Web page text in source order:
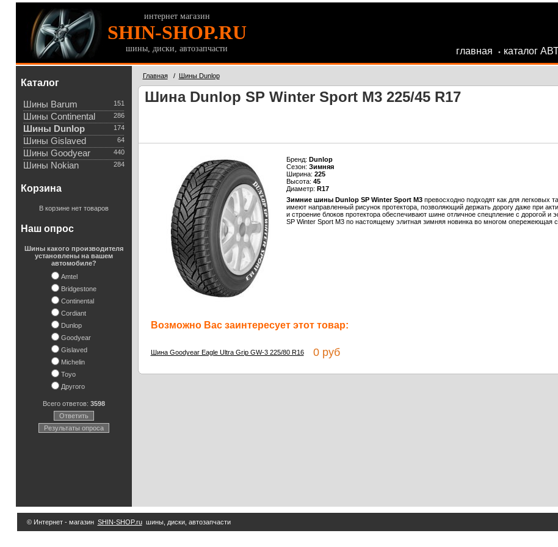
интернет магазин
SHIN-SHOP.RU
шины, диски, автозапчасти главная • каталог
Каталог
151
Шины Barum
286
Шины Continental
174
Шины Dunlop
64
Шины Gislaved
440
Шины Goodyear
284
Шины Nokian
Корзина
В корзине нет товаров
Наш опрос
Шины какого производителя
установлены на вашем
автомобиле?
Amtel
Bridgestone
Continental
Cordiant
Dunlop
Goodyear
Gislaved
Michelin
Toyo
Другого
Всего ответов: 3598
Ответить
Результаты опроса
Главная/ Шины Dunlop
Шина Dunlop SP Winter Sport M3 225/45 R17
Бренд: Dunlop
Сезон: Зимняя
Ширина: 225
Высота: 45
Диаметр: R17
Зимние шины Dunlop SP Winter Sport M3превосходно подходят как для легковых
имеют направленный рисунок протектора, позволяющий держать дорогу даже при
и строение блоков протектора обеспечивают шине отличное спецпление с
SP Winter Sport M3 по настоящему элитная зимняя новинка во многом опережеющая
Возможно Вас заинтересует этот товар:
Шина Goodyear Eagle Ultra Grip GW-3 225/80 R160 руб
© Интернет - магазин SHIN-SHOP.ruшины, диски, автозапчасти